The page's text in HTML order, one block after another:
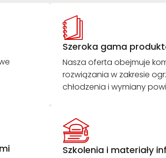
Szeroka gama
Nasza oferta obejmuje
rozwiązania w zakresie
chłodzenia i wymiany
Szkolenia i materiały